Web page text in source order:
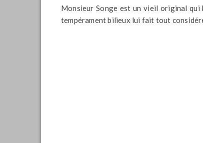
Monsieur Songe est un vieil original
tempérament bilieux lui fait tout